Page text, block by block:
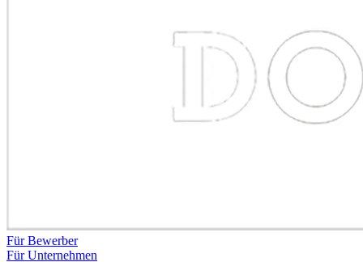
Für Bewerber
Für Unternehmen